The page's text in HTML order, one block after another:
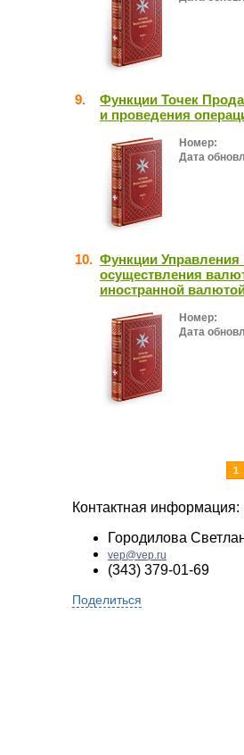
9.
Функции Точек
и проведения
Номер:
Дата
10. Функции Управления
осуществления
иностранной
Номер:
Дата
1
Контактная информация:
Городилова
vep@vep.ru
(343) 379-01-69
Поделиться